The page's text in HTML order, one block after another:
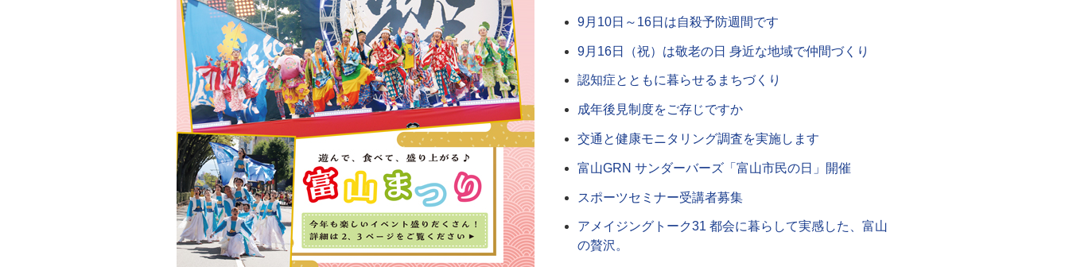
9月10日～16日は自殺予防週間です
9月16日（祝）は敬老の日 身近な地域で仲間づくり
認知症とともに暮らせるまちづくり
成年後見制度をご存じですか
交通と健康モニタリング調査を実施します
富山GRN サンダーバーズ「富山市民の日」開催
スポーツセミナー受講者募集
アメイジングトーク31 都会に暮らして実感した、富山
の贅沢。